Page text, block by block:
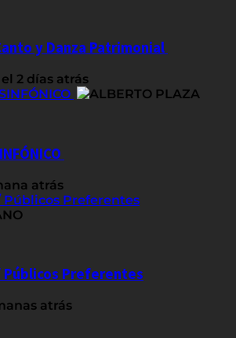
y Danza Patrimonial
2 días atrás
atrás
Públicos Preferentes
Públicos Preferentes
atrás